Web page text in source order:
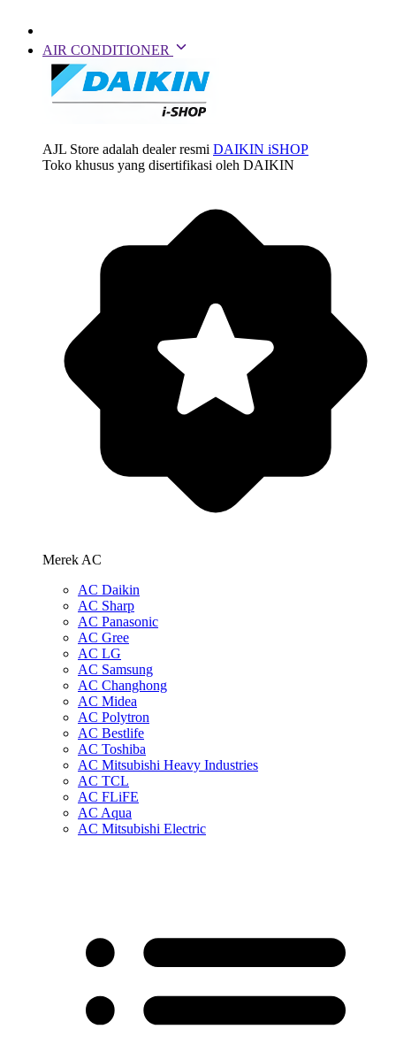
AIR CONDITIONER
AJL Store adalah dealer resmi DAIKIN iSHOP
Toko khusus yang disertifikasi oleh DAIKIN
Merek AC
AC Daikin
AC Sharp
AC Panasonic
AC Gree
AC LG
AC Samsung
AC Changhong
AC Midea
AC Polytron
AC Bestlife
AC Toshiba
AC Mitsubishi Heavy Industries
AC TCL
AC FLiFE
AC Aqua
AC Mitsubishi Electric